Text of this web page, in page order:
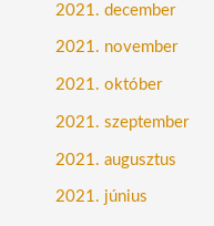
2021. december
2021. november
2021. október
2021. szeptember
2021. augusztus
2021. június